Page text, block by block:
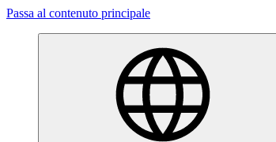
Passa al contenuto principale